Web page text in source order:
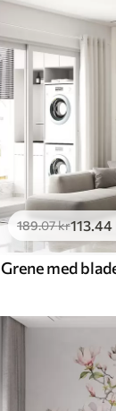
189.07kr113.44
Grene med